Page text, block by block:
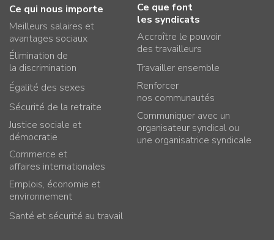
Ce qui nous importe
Meilleurs salaires et
avantages sociaux
Élimination de
la discrimination
Égalité des sexes
Sécurité de la retraite
Justice sociale et
démocratie
Commerce et
affaires internationales
Emplois, économie et
environnement
Santé et sécurité au travail
Ce que font
les syndicats
Accroître le pouvoir
des travailleurs
Travailler ensemble
Renforcer
nos communautés
Communiquer avec un
organisateur syndical ou
une organisatrice syndicale